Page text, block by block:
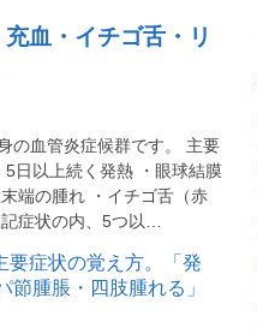
血・イチゴ舌・リ
の血管炎症候群です。 主要
日以上続く発熱 ・眼球結膜
端の腫れ ・イチゴ舌（赤
症状の内、5つ以…